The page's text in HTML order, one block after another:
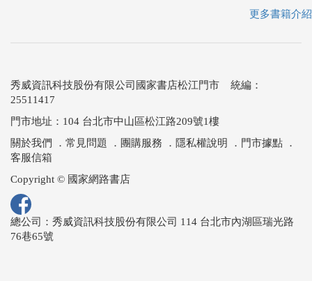
更多書籍介紹
秀威資訊科技股份有限公司國家書店松江門市 統編：
25511417
門市地址：104 台北市中山區松江路209號1樓
關於我們
． 常見問題 ． 團購服務 ． 隱私權說明 ． 門市據點 ．
客服信箱
Copyright © 國家網路書店
總公司：秀威資訊科技股份有限公司 114 台北市內湖區瑞光路
76巷65號